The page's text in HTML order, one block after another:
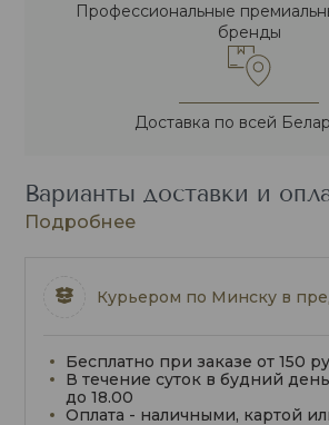
Профессиональные
бренды
Доставка по всей
Варианты доставки и
Подробнее
Курьером по Минску в
Бесплатно при заказе от 150
В течение суток в будний
до 18.00
Оплата - наличными, картой